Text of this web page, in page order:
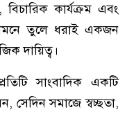
কার্যক্রম এবং
তুলে ধরাই একজন
দায়িত্ব।
সাংবাদিক একটি
সমাজে স্বচ্ছতা,